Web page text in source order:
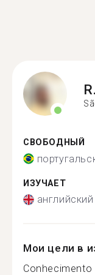
R.
СВОБОДНЫЙ
ИЗУЧАЕТ
английский
Мои цели в
Conhecimento